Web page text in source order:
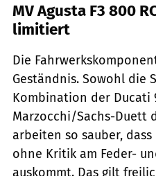
MV Agusta F3 800
limitiert
Die
Geständnis. Sowohl die
Kombination der Ducati
Marzocchi/Sachs-Duett
arbeiten so sauber,
ohne Kritik am Feder-
auskommt. Das gilt